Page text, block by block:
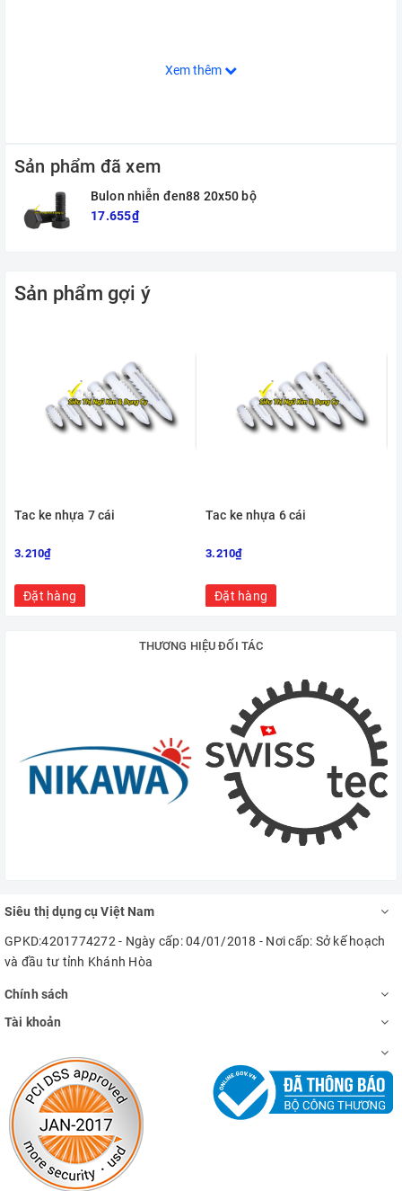
Xem thêm
Sản phẩm đã xem
Bulon nhiễn đen88 20x50 bộ
17.655₫
Sản phẩm gợi ý
Tac ke nhựa 7 cái
3.210₫
Đặt hàng
Tac ke nhựa 6 cái
3.210₫
Đặt hàng
THƯƠNG HIỆU ĐỐI TÁC
Siêu thị dụng cụ Việt Nam
GPKD:4201774272 - Ngày cấp: 04/01/2018 - Nơi cấp: Sở kế hoạch
và đầu tư tỉnh Khánh Hòa
Chính sách
Tài khoản